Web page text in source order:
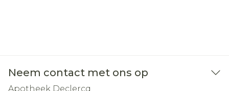
Neem contact met ons op
Apotheek Declercq